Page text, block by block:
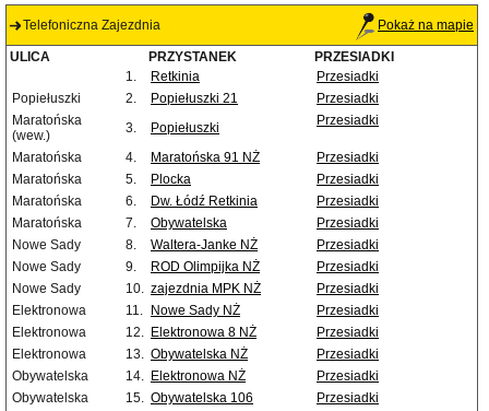
Telefoniczna Zajezdnia Pokaż na mapie
ULICA PRZYSTANEK
PRZESIADKI
1.
Retkinia
Przesiadki
Popiełuszki
2. Popiełuszki 21
Przesiadki
Maratońska
(wew.)
3. Popiełuszki Przesiadki
Maratońska 4. Maratońska 91 NŻ
Przesiadki
Maratońska
5. Plocka
Przesiadki
Maratońska
6. Dw. Łódź Retkinia
Przesiadki
Maratońska
7. Obywatelska
Przesiadki
Nowe Sady
8. Waltera-Janke NŻ
Przesiadki
Nowe Sady
9. ROD Olimpijka NŻ
Przesiadki
Nowe Sady
10. zajezdnia MPK NŻ
Przesiadki
Elektronowa
11. Nowe Sady NŻ
Przesiadki
Elektronowa
12. Elektronowa 8 NŻ
Przesiadki
Elektronowa
13. Obywatelska NŻ
Przesiadki
Obywatelska
14. Elektronowa NŻ
Przesiadki
Obywatelska
15. Obywatelska 106
Przesiadki